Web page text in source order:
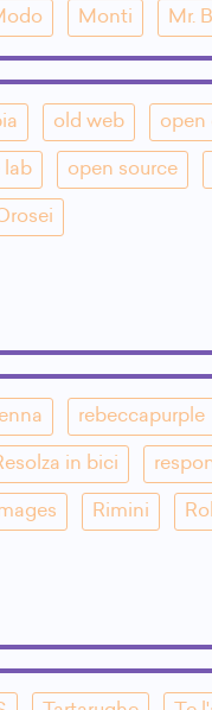
Monti Mr.
old web open
lab open source
rebeccapurple
in bici
Rimini